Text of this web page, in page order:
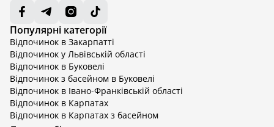
Популярні категорії
Відпочинок в Закарпатті
Відпочинок у Львівській області
Відпочинок в Буковелі
Відпочинок з басейном в Буковелі
Відпочинок в Івано-Франківській області
Відпочинок в Карпатах
Відпочинок в Карпатах з басейном